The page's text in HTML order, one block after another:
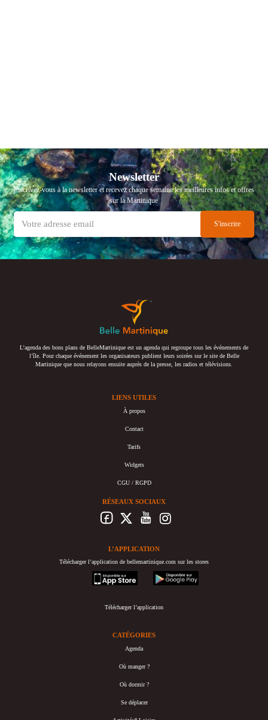
Newsletter
Inscrivez-vous à la newsletter et recevez chaque semaine les meilleures infos et offres
sur la Martinique
L’agenda des bons plans de BelleMartinique est un agenda qui regroupe tous les événements de
l’île. Pour chaque événement les organisateurs publient leurs soirées sur le site de Belle
Martinique que nous relayons ensuite auprès de la presse, les radios et télévisions.
LIENS UTILES
À propos
Contact
Tarifs
Widgets
CGU / RGPD
RÉSEAUX SOCIAUX
L’APPLICATION
Télécharger l’application de bellemartinique.com sur les stores
appstore
googleplay
Télécharger l’application
CATÉGORIES
Agenda
Où manger ?
Où dormir ?
Se déplacer